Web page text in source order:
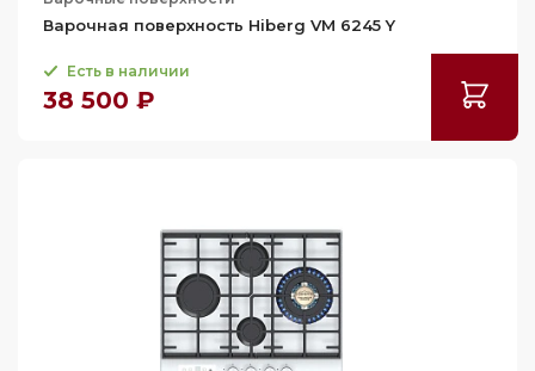
Варочная поверхность Hiberg VM 6245 Y
Есть в наличии
38 500 ₽